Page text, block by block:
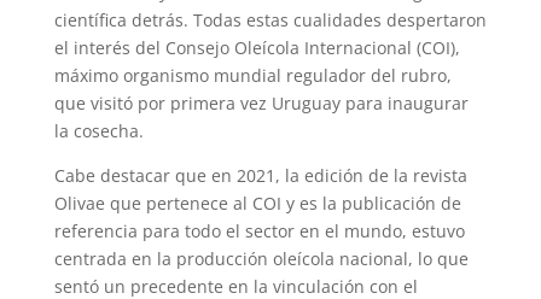
científica detrás. Todas estas cualidades despertaron
el interés del Consejo Oleícola Internacional (COI),
máximo organismo mundial regulador del rubro,
que visitó por primera vez Uruguay para inaugurar
la cosecha.
Cabe destacar que en 2021, la edición de la revista
Olivae que pertenece al COI y es la publicación de
referencia para todo el sector en el mundo, estuvo
centrada en la producción oleícola nacional, lo que
sentó un precedente en la vinculación con el